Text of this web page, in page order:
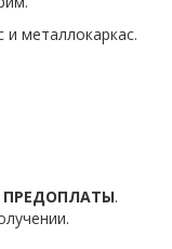
металлокаркас.
ПРЕДОПЛАТЫ.